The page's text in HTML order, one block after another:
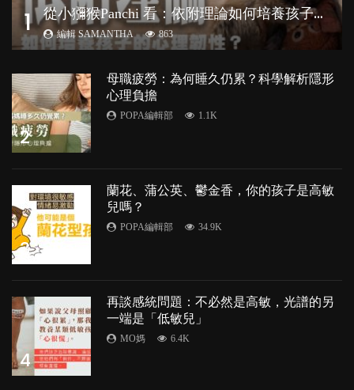
1 從
小獼猴Panchi 看：依附理論如何培養孩子心理韌性？
編輯 SAMANTHA 863
2
母職疲勞：為何睡久仍累？科學解析隱形
心理負擔
POPA編輯部 1.1K
3
蘭花、蒲公英、鬱金香，你的孩子是高敏
兒嗎？
POPA編輯部 34.9K
4
再談感統問題：不必然是高敏，光譜的另
一端是「低敏兒」
MO媽 6.4K